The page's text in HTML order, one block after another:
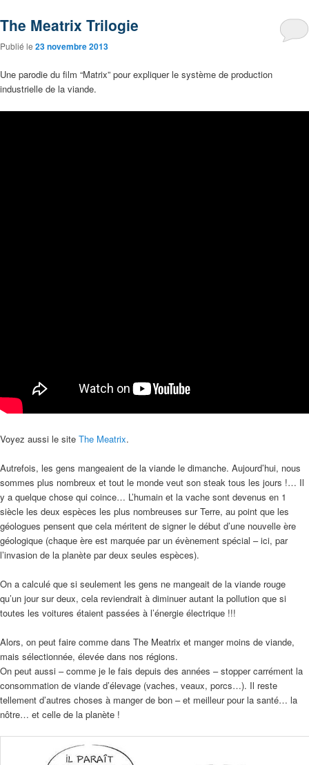
The Meatrix Trilogie
Publié le 23 novembre 2013
Une parodie du film “Matrix” pour expliquer le système de production
industrielle de la viande.
Voyez aussi le site The Meatrix.
Autrefois, les gens mangeaient de la viande le dimanche. Aujourd’hui, nous
sommes plus nombreux et tout le monde veut son steak tous les jours !… Il
y a quelque chose qui coince… L’humain et la vache sont devenus en 1
siècle les deux espèces les plus nombreuses sur Terre, au point que les
géologues pensent que cela méritent de signer le début d’une nouvelle ère
géologique (chaque ère est marquée par un évènement spécial – ici, par
l’invasion de la planète par deux seules espèces).
On a calculé que si seulement les gens ne mangeait de la viande rouge
qu’un jour sur deux, cela reviendrait à diminuer autant la pollution que si
toutes les voitures étaient passées à l’énergie électrique !!!
Alors, on peut faire comme dans The Meatrix et manger moins de viande,
mais sélectionnée, élevée dans nos régions.
On peut aussi – comme je le fais depuis des années – stopper carrément la
consommation de viande d’élevage (vaches, veaux, porcs…). Il reste
tellement d’autres choses à manger de bon – et meilleur pour la santé… la
nôtre… et celle de la planète !